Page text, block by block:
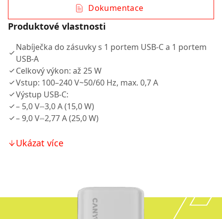
Dokumentace
Produktové vlastnosti
Nabíječka do zásuvky s 1 portem USB-C a 1 portem
USB-A
Celkový výkon: až 25 W
Vstup: 100–240 V~50/60 Hz, max. 0,7 A
Výstup USB-C:
– 5,0 V⎓3,0 A (15,0 W)
– 9,0 V⎓2,77 A (25,0 W)
Ukázat více